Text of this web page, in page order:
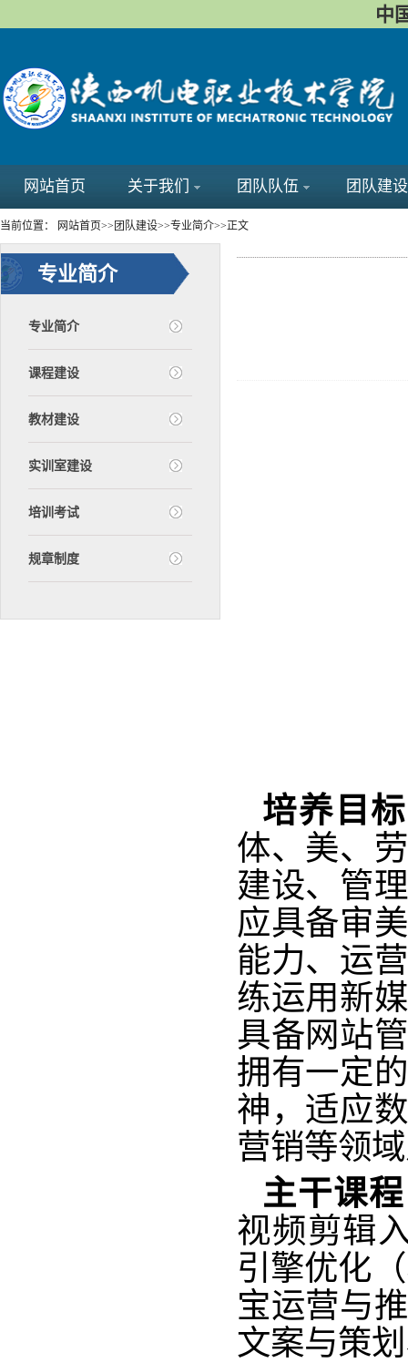
中
网站首页 关于我们 团队队伍 团队建设
当前位置： 网站首页>> 团队建设>>专业简介>>正文
专业简介
专业简介
课程建设
教材建设
实训室建设
培训考试
规章制度
培养目标
体、美、
建设、管
应具备审
能力、运
练运用新
具备网站
拥有一定
神，适应
营销等领
主干课程
视频剪辑
引擎优化
宝运营与
文案与策